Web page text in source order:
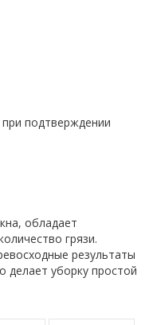
при подтверждении
обладает
грязи.
результаты
делает уборку простой